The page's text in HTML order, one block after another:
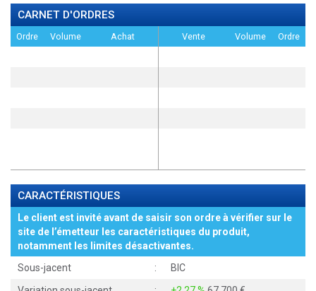
CARNET D'ORDRES
Ordre Volume Achat Vente Volume Ordre
CARACTÉRISTIQUES
Le client est invité avant de saisir son ordre à vérifier sur le
site de l’émetteur les caractéristiques du produit,
notamment les limites désactivantes.
Sous-jacent
:
BIC